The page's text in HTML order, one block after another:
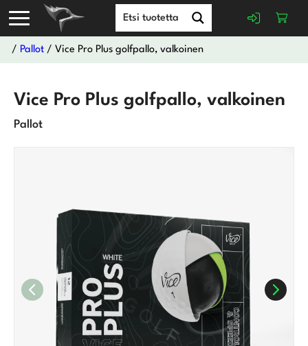
/ Pallot / Vice Pro Plus golfpallo, valkoinen
Vice Pro Plus golfpallo, valkoinen
Pallot